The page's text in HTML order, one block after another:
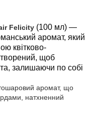
Felicity (100 мл) —
аромат, який
квітково-
щоб
залишаючи по собі
аромат, що
натхненний